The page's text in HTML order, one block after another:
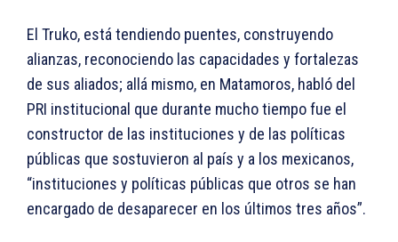
El Truko, está tendiendo puentes, construyendo
alianzas, reconociendo las capacidades y fortalezas
de sus aliados; allá mismo, en Matamoros, habló del
PRI institucional que durante mucho tiempo fue el
constructor de las instituciones y de las políticas
públicas que sostuvieron al país y a los mexicanos,
“instituciones y políticas públicas que otros se han
encargado de desaparecer en los últimos tres años”.